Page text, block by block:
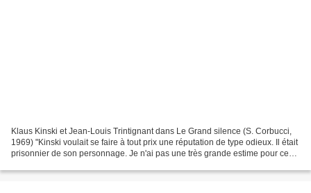
Klaus Kinski et Jean-Louis Trintignant dans Le Grand silence (S. Corbucci,
1969) "Kinski voulait se faire à tout prix une réputation de type odieux. Il était
prisonnier de son personnage. Je n'ai pas une très grande estime pour ce